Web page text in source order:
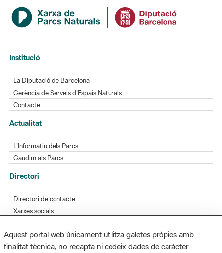
Institució
Gerència de Serveis d'Espais Naturals
Actualitat
L'Informatiu dels Parcs
Gaudim als Parcs
Directori de contacte
Xarxes socials
Bústia de suggeriments
Opineu sobre els parcs
Aquest portal web únicament utilitza galetes pròpies amb
finalitat tècnica, no recapta ni cedeix dades de caràcter